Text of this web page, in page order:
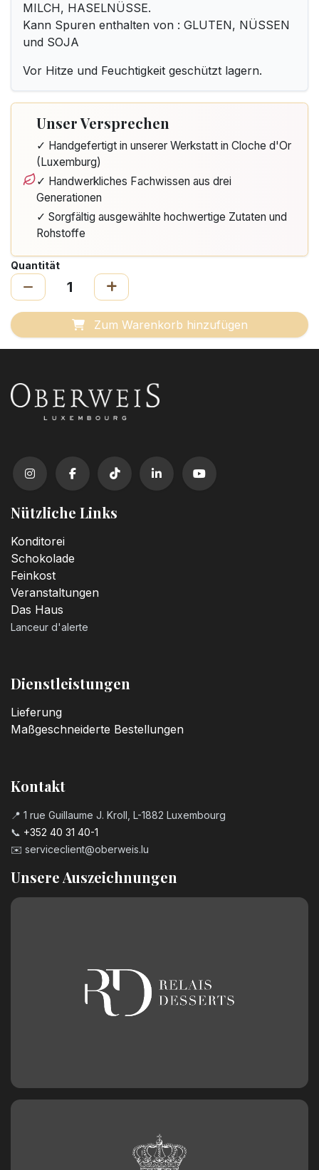
MILCH, HASELNÜSSE.
Kann Spuren enthalten von : GLUTEN, NÜSSEN
und SOJA
Vor Hitze und Feuchtigkeit geschützt lagern.
Unser Versprechen
✓ Handgefertigt in unserer Werkstatt in Cloche d'Or
(Luxemburg)
✓ Handwerkliches Fachwissen aus drei
Generationen
✓ Sorgfältig ausgewählte hochwertige Zutaten und
Rohstoffe
Quantität
Zum Warenkorb hinzufügen
Nützliche Links
Konditorei
Schokolade
Feinkost
Veranstaltungen
Das Haus
Lanceur d'alerte
Dienstleistungen
Lieferung
Maßgeschneiderte Bestellungen
Kontakt
📍 1 rue Guillaume J. Kroll, L-1882 Luxembourg
📞 +352 40 31 40-1
✉️ serviceclient@oberweis.lu
Unsere Auszeichnungen